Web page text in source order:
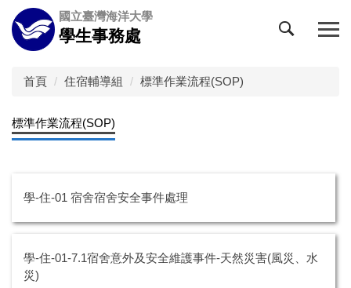
跳
到
主
區
國立臺灣海洋大學
學生事務處
首頁 住宿輔導組 標準作業流程(SOP)
標準作業流程(SOP)
學-住-01 宿舍宿舍安全事件處理
學-住-01-7.1宿舍意外及安全維護事件-天然災害(風災、水
災)